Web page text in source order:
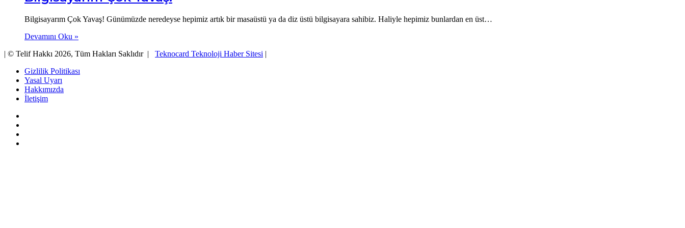
Bilgisayarım Çok Yavaş! Günümüzde neredeyse hepimiz artık bir masaüstü ya da diz üstü bilgisayara sahibiz. Haliyle hepimiz bunlardan en üst…
Devamını Oku »
| © Telif Hakkı 2026, Tüm Hakları Saklıdır | Teknocard Teknoloji Haber Sitesi |
Gizlilik Politikası
Yasal Uyarı
Hakkımızda
İletişim